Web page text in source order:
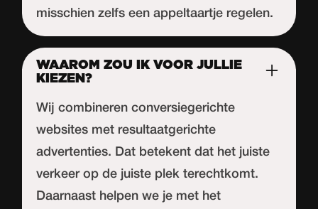
misschien zelfs een appeltaartje regelen.
WAAROM ZOU IK VOOR JULLIE
KIEZEN?
Wij combineren conversiegerichte
websites met resultaatgerichte
advertenties. Dat betekent dat het juiste
verkeer op de juiste plek terechtkomt.
Daarnaast helpen we je met het